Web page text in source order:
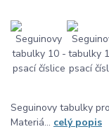
Seguinovy tabulky
Materiá... celý popis